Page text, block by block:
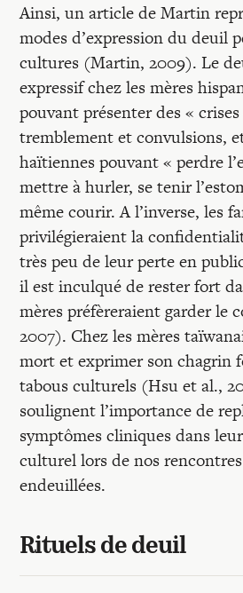
Ainsi, un article de Martin
modes d’expression du deuil
cultures (Martin, 2009). Le
expressif chez les mères
pouvant présenter des «
tremblement et convulsions,
haïtiennes pouvant « perdre
mettre à hurler, se tenir
même courir. A l’inverse, les
privilégieraient la
très peu de leur perte en
il est inculqué de rester fort
mères préfèreraient garder le
2007). Chez les mères
mort et exprimer son chagrin
tabous culturels (Hsu et al.,
soulignent l’importance de
symptômes cliniques dans
culturel lors de nos
endeuillées.
Rituels de deuil